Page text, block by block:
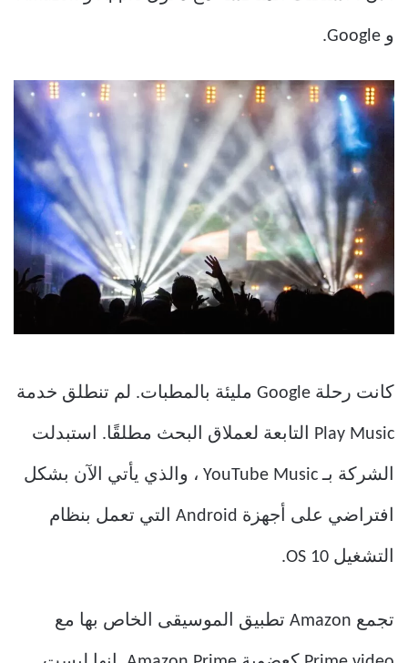
و Google.
كانت رحلة Google مليئة بالمطبات. لم تنطلق خدمة
Play Music التابعة لعملاق البحث مطلقًا. استبدلت
الشركة بـ YouTube Music ، والذي يأتي الآن بشكل
افتراضي على أجهزة Android التي تعمل بنظام
التشغيل OS 10.
تجمع Amazon تطبيق الموسيقى الخاص بها مع